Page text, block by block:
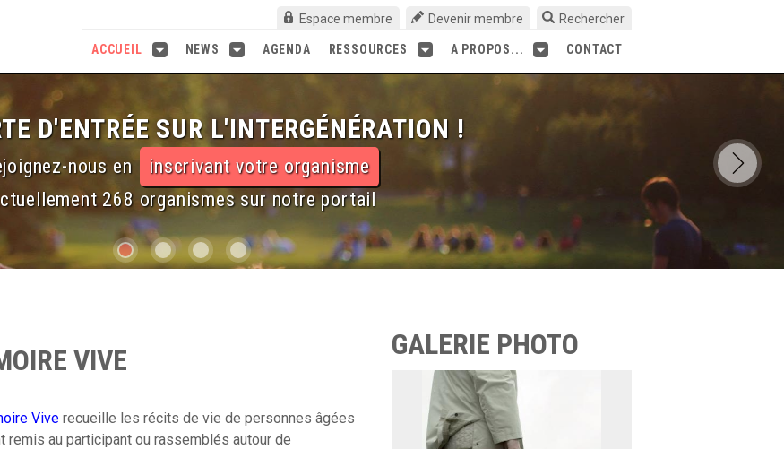
Espace membre Devenir membre Rechercher
CONTACT
A PROPOS...
RESSOURCES
AGENDA
NEWS
ACCUEIL
D'ENTRÉE SUR L'INTERGÉNÉRATION !
nous en inscrivant votre organisme
268 organismes sur notre portail
VIVE
Vive recueille les récits de vie de personnes âgées
au participant ou rassemblés autour de
GALERIE PHOTO